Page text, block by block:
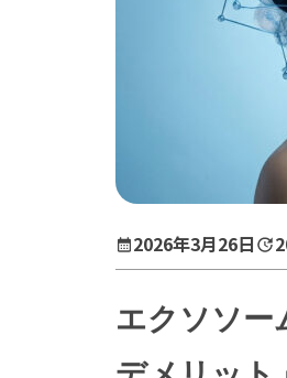
2026年3月26日
エクソソー